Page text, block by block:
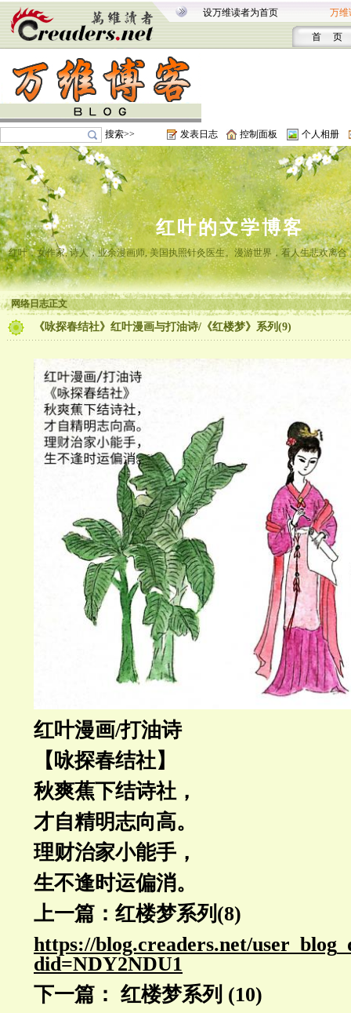
设万维读者为首页 万维
首 页
搜索>> 发表日志 控制面板 个人相册
红叶的文学博客
红叶，女作家, 诗人，业余漫画师, 美国执照针灸医生。漫游世界，看人生悲欢离
网络日志正文
《咏探春结社》红叶漫画与打油诗/《红楼梦》系列(9)
红叶漫画/打油诗
【咏探春结社】
秋爽蕉下结诗社，
才自精明志向高。
理财治家小能手，
生不逢时运偏消。
上一篇：红楼梦系列(8)
https://blog.creaders.net/
did=NDY2NDU1
下一篇： 红楼梦系列 (10)